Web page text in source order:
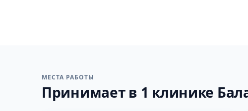
МЕСТА РАБОТЫ
Принимает в 1 клинике